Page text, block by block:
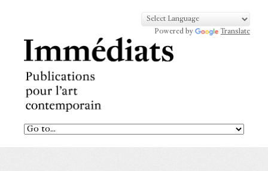
Powered by Translate